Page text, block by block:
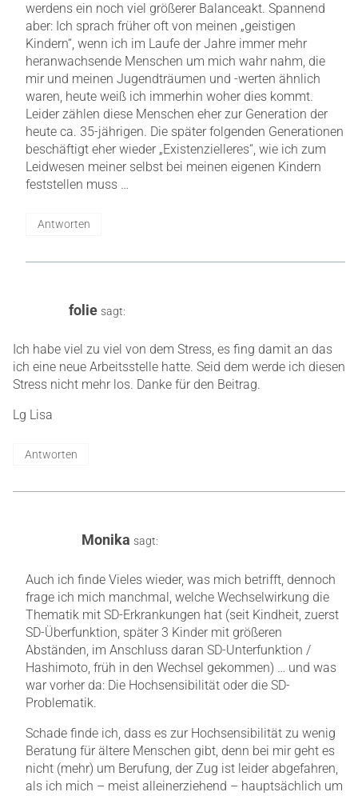
werdens ein noch viel größerer Balanceakt. Spannend
aber: Ich sprach früher oft von meinen „geistigen
Kindern“, wenn ich im Laufe der Jahre immer mehr
heranwachsende Menschen um mich wahr nahm, die
mir und meinen Jugendträumen und -werten ähnlich
waren, heute weiß ich immerhin woher dies kommt.
Leider zählen diese Menschen eher zur Generation der
heute ca. 35-jährigen. Die später folgenden Generationen
beschäftigt eher wieder „Existenzielleres“, wie ich zum
Leidwesen meiner selbst bei meinen eigenen Kindern
feststellen muss …
Antworten
folie sagt:
Ich habe viel zu viel von dem Stress, es fing damit an das
ich eine neue Arbeitsstelle hatte. Seid dem werde ich diesen
Stress nicht mehr los. Danke für den Beitrag.
Lg Lisa
Antworten
Monika sagt:
Auch ich finde Vieles wieder, was mich betrifft, dennoch
frage ich mich manchmal, welche Wechselwirkung die
Thematik mit SD-Erkrankungen hat (seit Kindheit, zuerst
SD-Überfunktion, später 3 Kinder mit größeren
Abständen, im Anschluss daran SD-Unterfunktion /
Hashimoto, früh in den Wechsel gekommen) … und was
war vorher da: Die Hochsensibilität oder die SD-
Problematik.
Schade finde ich, dass es zur Hochsensibilität zu wenig
Beratung für ältere Menschen gibt, denn bei mir geht es
nicht (mehr) um Berufung, der Zug ist leider abgefahren,
als ich mich – meist alleinerziehend – hauptsächlich um